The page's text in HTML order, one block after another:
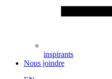
inspirants
Nous joindre